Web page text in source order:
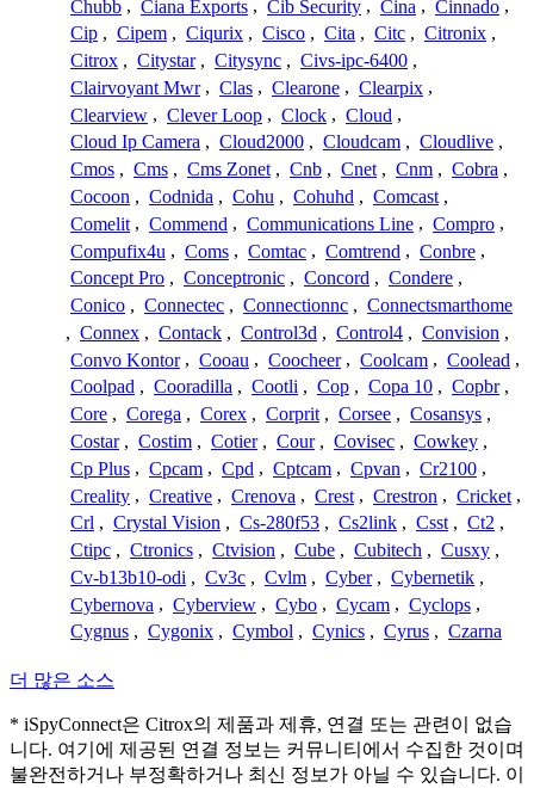
Chubb , Ciana Exports , Cib Security , Cina , Cinnado ,
Cip , Cipem , Ciqurix , Cisco , Cita , Citc , Citronix ,
Citrox , Citystar , Citysync , Civs-ipc-6400 ,
Clairvoyant Mwr , Clas , Clearone , Clearpix ,
Clearview , Clever Loop , Clock , Cloud ,
Cloud Ip Camera , Cloud2000 , Cloudcam , Cloudlive ,
Cmos , Cms , Cms Zonet , Cnb , Cnet , Cnm , Cobra ,
Cocoon , Codnida , Cohu , Cohuhd , Comcast ,
Comelit , Commend , Communications Line , Compro ,
Compufix4u , Coms , Comtac , Comtrend , Conbre ,
Concept Pro , Conceptronic , Concord , Condere ,
Conico , Connectec , Connectionnc , Connectsmarthome
, Connex , Contack , Control3d , Control4 , Convision ,
Convo Kontor , Cooau , Coocheer , Coolcam , Coolead ,
Coolpad , Cooradilla , Cootli , Cop , Copa 10 , Copbr ,
Core , Corega , Corex , Corprit , Corsee , Cosansys ,
Costar , Costim , Cotier , Cour , Covisec , Cowkey ,
Cp Plus , Cpcam , Cpd , Cptcam , Cpvan , Cr2100 ,
Creality , Creative , Crenova , Crest , Crestron , Cricket ,
Crl , Crystal Vision , Cs-280f53 , Cs2link , Csst , Ct2 ,
Ctipc , Ctronics , Ctvision , Cube , Cubitech , Cusxy ,
Cv-b13b10-odi , Cv3c , Cvlm , Cyber , Cybernetik ,
Cybernova , Cyberview , Cybo , Cycam , Cyclops ,
Cygnus , Cygonix , Cymbol , Cynics , Cyrus , Czarna
더 많은 소스
* iSpyConnect은 Citrox의 제품과 제휴, 연결 또는 관련이 없습
니다. 여기에 제공된 연결 정보는 커뮤니티에서 수집한 것이며
불완전하거나 부정확하거나 최신 정보가 아닐 수 있습니다. 이